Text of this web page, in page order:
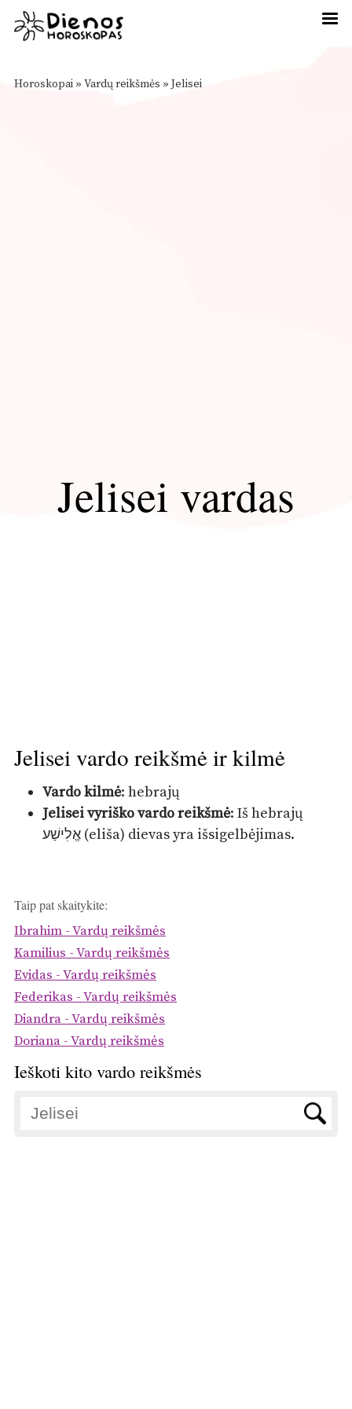
Horoskopai » Vardų reikšmės » Jelisei
Jelisei vardas
Jelisei vardo reikšmė ir kilmė
Vardo kilmė: hebrajų
Jelisei vyriško vardo reikšmė: Iš hebrajų
אֱלִישַׁע (eliša) dievas yra išsigelbėjimas.
Taip pat skaitykite:
Ibrahim - Vardų reikšmės
Kamilius - Vardų reikšmės
Evidas - Vardų reikšmės
Federikas - Vardų reikšmės
Diandra - Vardų reikšmės
Doriana - Vardų reikšmės
Ieškoti kito vardo reikšmės